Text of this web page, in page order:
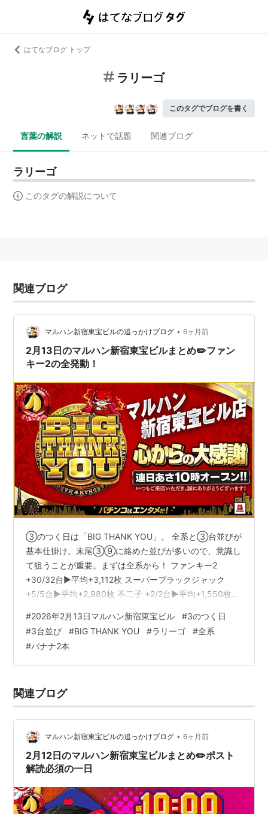
はてなブログ トップ
ラリーゴ
このタグでブログを書く
言葉の解説 ネットで話題 関連ブログ
ラリーゴ
このタグの解説について
関連ブログ
マルハン新宿東宝ビルの追っかけブログ • 6ヶ月前
2月13日のマルハン新宿東宝ビルまとめ✏️ファン
キー2の全発動！
③のつく日は「BIG THANK YOU」。 全系と③台並びが
基本仕掛け。末尾③⑨に絡めた並びが多いので、意識し
て狙うことが重要。まずは全系から！ ファンキー2
+30/32台▶️平均+3,112枚 スーパーブラックジャック
+5/5台▶️平均+2,980枚 不二子 +2/2台▶️平均+1,550枚
なっているのがポイント。 こんばんは♪新宿東宝ビルラリ
ーゴです🦍#都遊協ファン感謝デー#パチパチラッキー明
日から3日間ファン感謝デー開催🙆‍♀️抽選会は先月に続き毎
日3回行います☺ぜひご参加ください♪こちらもまたまた
#2026年2月13日マルハン新宿東宝ビル #3のつく日
#3台並び #BIG THANK YOU #ラリーゴ #全系
#バナナ2本
関連ブログ
マルハン新宿東宝ビルの追っかけブログ • 6ヶ月前
2月12日のマルハン新宿東宝ビルまとめ✏️ポスト
解読必須の一日